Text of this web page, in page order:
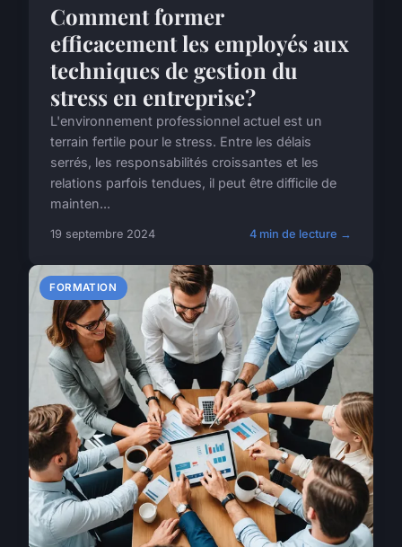
Comment former
efficacement les employés aux
techniques de gestion du
stress en entreprise?
L'environnement professionnel actuel est un
terrain fertile pour le stress. Entre les délais
serrés, les responsabilités croissantes et les
relations parfois tendues, il peut être difficile de
mainten...
19 septembre 2024 4 min de lecture →
FORMATION